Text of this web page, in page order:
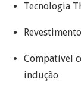
Tecnologia
Compatível
indução